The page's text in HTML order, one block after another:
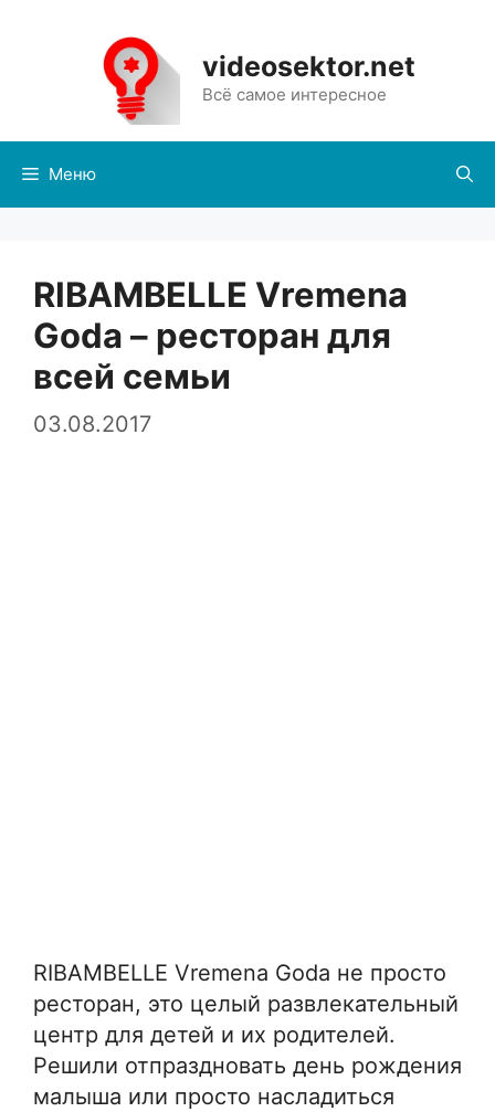
содержимому
videosektor.net
Всё самое интересное
Меню
RIBAMBELLE Vremena
Goda – ресторан для
всей семьи
03.08.2017
RIBAMBELLE Vremena Goda не просто
ресторан, это целый развлекательный
центр для детей и их родителей.
Решили отпраздновать день рождения
малыша или просто насладиться